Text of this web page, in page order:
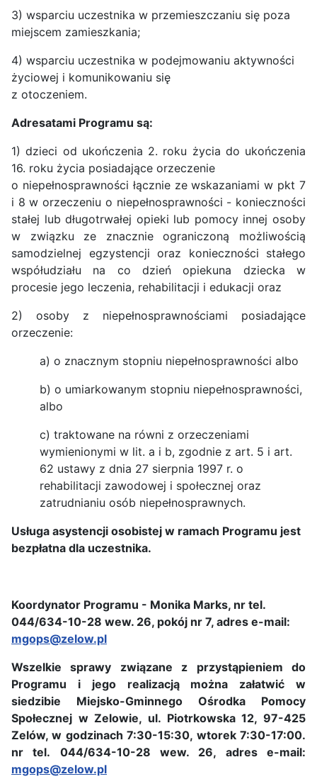
3) wsparciu uczestnika w przemieszczaniu się poza
miejscem zamieszkania;
4) wsparciu uczestnika w podejmowaniu aktywności
życiowej i komunikowaniu się
z otoczeniem.
Adresatami Programu są:
1) dzieci od ukończenia 2. roku życia do ukończenia
16. roku życia posiadające orzeczenie
o niepełnosprawności łącznie ze wskazaniami w pkt 7
i 8 w orzeczeniu o niepełnosprawności - konieczności
stałej lub długotrwałej opieki lub pomocy innej osoby
w związku ze znacznie ograniczoną możliwością
samodzielnej egzystencji oraz konieczności stałego
współudziału na co dzień opiekuna dziecka w
procesie jego leczenia, rehabilitacji i edukacji oraz
2) osoby z niepełnosprawnościami posiadające
orzeczenie:
a) o znacznym stopniu niepełnosprawności albo
b) o umiarkowanym stopniu niepełnosprawności,
albo
c) traktowane na równi z orzeczeniami
wymienionymi w lit. a i b, zgodnie z art. 5 i art.
62 ustawy z dnia 27 sierpnia 1997 r. o
rehabilitacji zawodowej i społecznej oraz
zatrudnianiu osób niepełnosprawnych.
Usługa asystencji osobistej w ramach Programu jest
bezpłatna dla uczestnika.
Koordynator Programu - Monika Marks, nr tel.
044/634-10-28 wew. 26, pokój nr 7, adres e-mail:
mgops@zelow.pl
Wszelkie sprawy związane z przystąpieniem do
Programu i jego realizacją można załatwić w
siedzibie Miejsko-Gminnego Ośrodka Pomocy
Społecznej w Zelowie, ul. Piotrkowska 12, 97-425
Zelów, w godzinach 7:30-15:30, wtorek 7:30-17:00.
nr tel. 044/634-10-28 wew. 26, adres e-mail:
mgops@zelow.pl